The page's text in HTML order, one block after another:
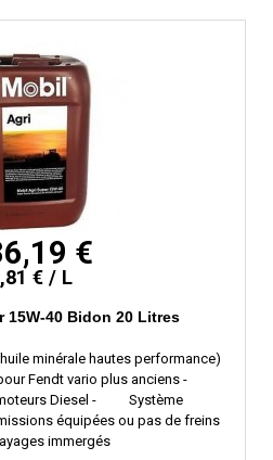
€
€ / L
15W-40 Bidon 20 Litres
minérale hautes performance)
Fendt vario plus anciens -
Diesel - Système
équipées ou pas de freins
immergés